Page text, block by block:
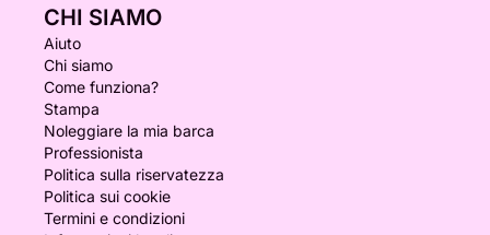
CHI SIAMO
Aiuto
Chi siamo
Come funziona?
Stampa
Noleggiare la mia barca
Professionista
Politica sulla riservatezza
Politica sui cookie
Termini e condizioni